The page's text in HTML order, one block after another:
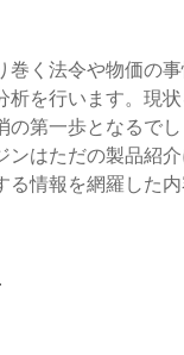
巻く法令や物価の
析を行います。現
の第一歩となるでし
ンはただの製品紹
る情報を網羅した内